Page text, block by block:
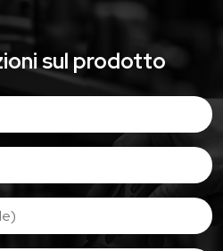
sul prodotto